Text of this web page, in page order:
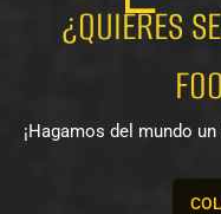
¿QUIERES
¡Hagamos del mundo